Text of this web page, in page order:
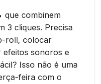
que combinem
3 cliques. Precisa
roll, colocar
efeitos sonoros e
Isso não é uma
feira com o